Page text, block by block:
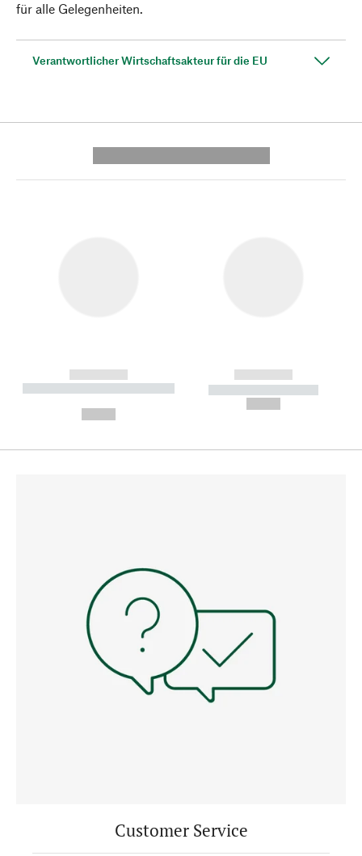
für alle Gelegenheiten.
Verantwortlicher Wirtschaftsakteur für die EU
------------
----------- ----------- --------
------------
----------- -----------
Customer Service